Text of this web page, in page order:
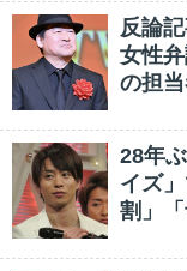
反論
女性
の担
28年
イズ
割」